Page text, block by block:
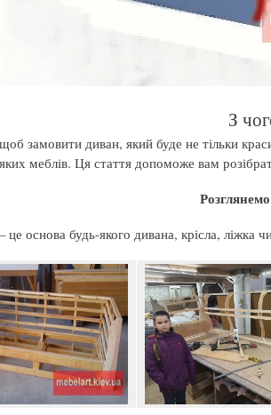
З
замовити диван, який буде не тільки
меблів. Ця стаття допоможе вам
це основа будь-якого дивана, крісла,